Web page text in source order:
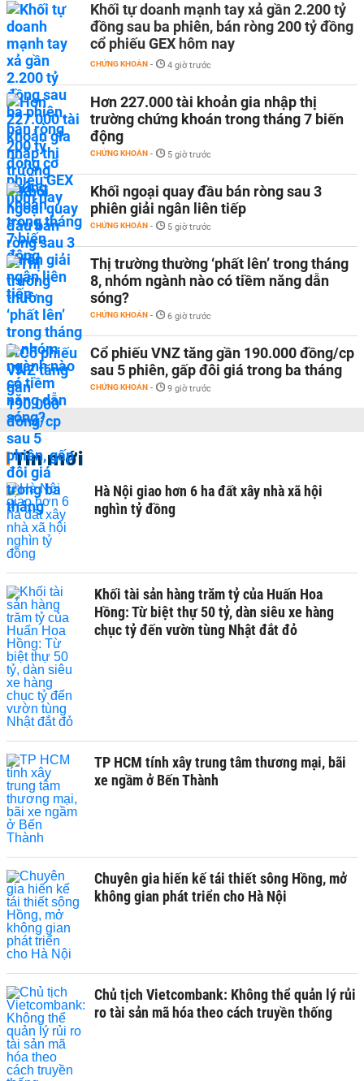
Khối tự doanh mạnh tay xả gần 2.200 tỷ
đồng sau ba phiên, bán ròng 200 tỷ đồng
cổ phiếu GEX hôm nay
CHỨNG KHOÁN - 4 giờ trước
Hơn 227.000 tài khoản gia nhập thị
trường chứng khoán trong tháng 7 biến
động
CHỨNG KHOÁN - 5 giờ trước
Khối ngoại quay đầu bán ròng sau 3
phiên giải ngân liên tiếp
CHỨNG KHOÁN - 5 giờ trước
Thị trường thường ‘phất lên’ trong tháng
8, nhóm ngành nào có tiềm năng dẫn
sóng?
CHỨNG KHOÁN - 6 giờ trước
Cổ phiếu VNZ tăng gần 190.000 đồng/cp
sau 5 phiên, gấp đôi giá trong ba tháng
CHỨNG KHOÁN - 9 giờ trước
Tin mới
Hà Nội giao hơn 6 ha đất xây nhà xã hội
nghìn tỷ đồng
Khối tài sản hàng trăm tỷ của Huấn Hoa
Hồng: Từ biệt thự 50 tỷ, dàn siêu xe hàng
chục tỷ đến vườn tùng Nhật đắt đỏ
TP HCM tính xây trung tâm thương mại, bãi
xe ngầm ở Bến Thành
Chuyên gia hiến kế tái thiết sông Hồng, mở
không gian phát triển cho Hà Nội
Chủ tịch Vietcombank: Không thể quản lý rủi
ro tài sản mã hóa theo cách truyền thống